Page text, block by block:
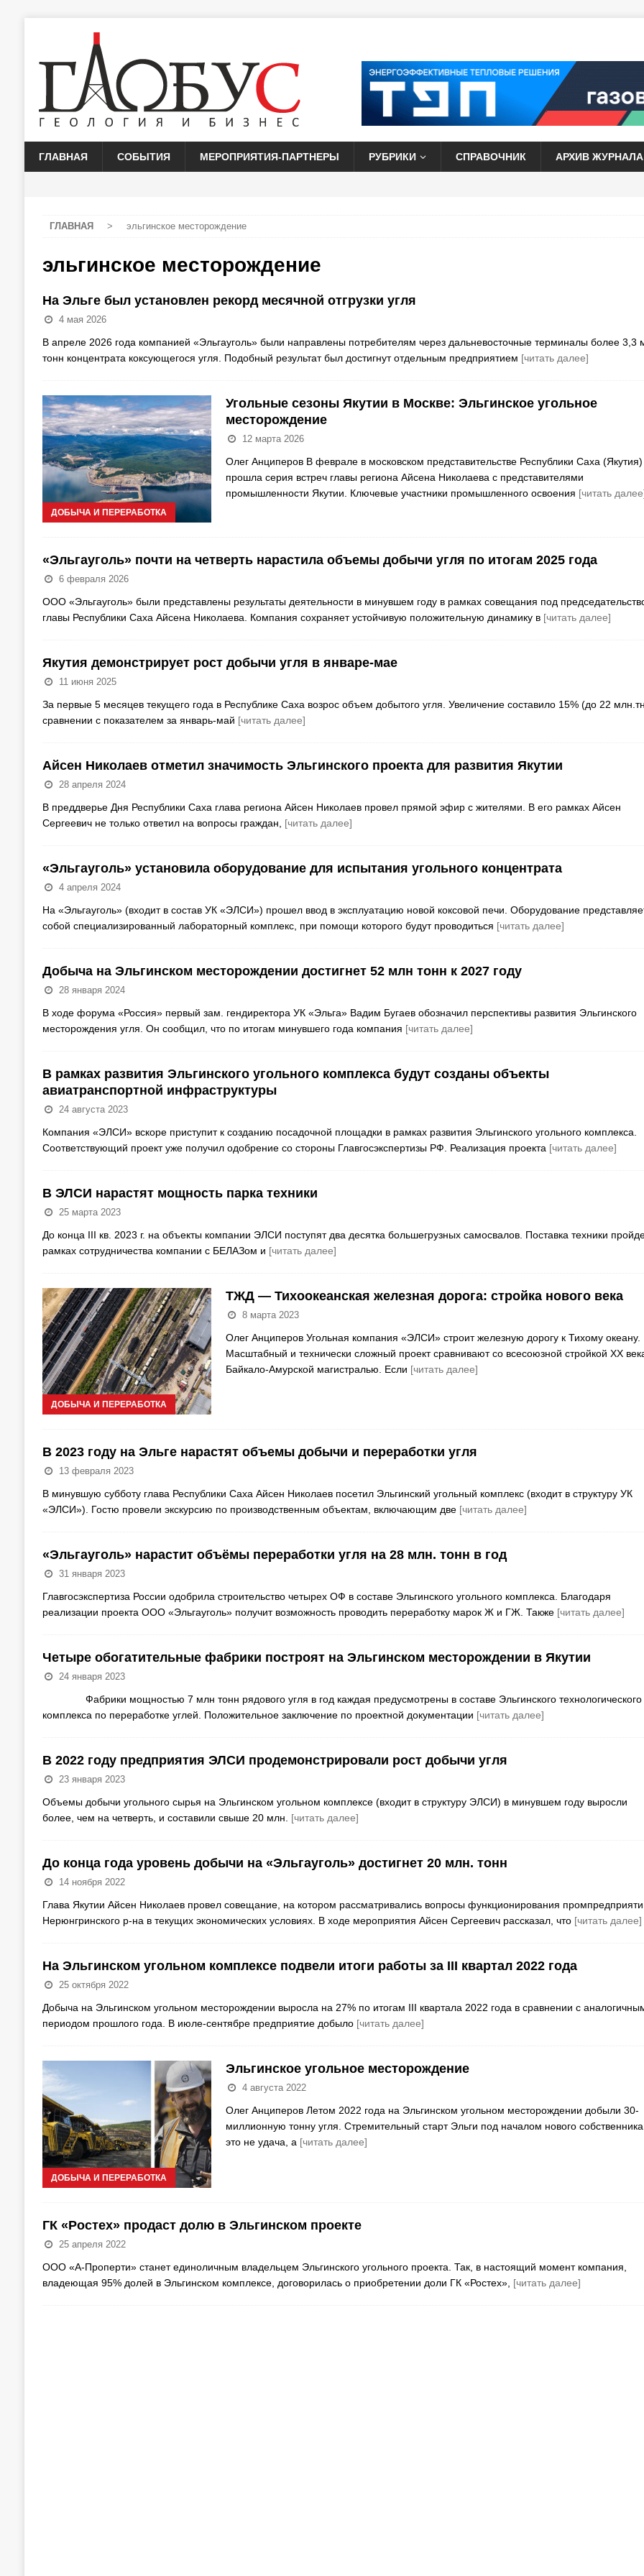
ГЛАВНАЯ СОБЫТИЯ МЕРОПРИЯТИЯ-ПАРТНЕРЫ РУБРИКИ СПРАВОЧНИК АРХИВ ЖУРНАЛА
ГЛАВНАЯ > эльгинское месторождение
эльгинское месторождение
На Эльге был установлен рекорд месячной отгрузки угля
4 мая 2026
В апреле 2026 года компанией «Эльгауголь» были направлены потребителям через дальневосточные терминалы более 3,3
тонн концентрата коксующегося угля. Подобный результат был достигнут отдельным предприятием [читать далее]
ДОБЫЧА И ПЕРЕРАБОТКА
Угольные сезоны Якутии в Москве: Эльгинское угольное
месторождение
12 марта 2026
Олег Анциперов В феврале в московском представительстве Республики Саха (Якутия)
прошла серия встреч главы региона Айсена Николаева с представителями
промышленности Якутии. Ключевые участники промышленного освоения [читать
«Эльгауголь» почти на четверть нарастила объемы добычи угля по итогам 2025 года
6 февраля 2026
ООО «Эльгауголь» были представлены результаты деятельности в минувшем году в рамках совещания под
главы Республики Саха Айсена Николаева. Компания сохраняет устойчивую положительную динамику в [читать далее]
Якутия демонстрирует рост добычи угля в январе-мае
11 июня 2025
За первые 5 месяцев текущего года в Республике Саха возрос объем добытого угля. Увеличение составило 15% (до 22
сравнении с показателем за январь-май [читать далее]
Айсен Николаев отметил значимость Эльгинского проекта для развития Якутии
28 апреля 2024
В преддверье Дня Республики Саха глава региона Айсен Николаев провел прямой эфир с жителями. В его рамках Айсен
Сергеевич не только ответил на вопросы граждан, [читать далее]
«Эльгауголь» установила оборудование для испытания угольного концентрата
4 апреля 2024
На «Эльгауголь» (входит в состав УК «ЭЛСИ») прошел ввод в эксплуатацию новой коксовой печи. Оборудование
собой специализированный лабораторный комплекс, при помощи которого будут проводиться [читать далее]
Добыча на Эльгинском месторождении достигнет 52 млн тонн к 2027 году
28 января 2024
В ходе форума «Россия» первый зам. гендиректора УК «Эльга» Вадим Бугаев обозначил перспективы развития Эльгинского
месторождения угля. Он сообщил, что по итогам минувшего года компания [читать далее]
В рамках развития Эльгинского угольного комплекса будут созданы объекты
авиатранспортной инфраструктуры
24 августа 2023
Компания «ЭЛСИ» вскоре приступит к созданию посадочной площадки в рамках развития Эльгинского угольного комплекса.
Соответствующий проект уже получил одобрение со стороны Главгосэкспертизы РФ. Реализация проекта [читать далее]
В ЭЛСИ нарастят мощность парка техники
25 марта 2023
До конца III кв. 2023 г. на объекты компании ЭЛСИ поступят два десятка большегрузных самосвалов. Поставка техники
рамках сотрудничества компании с БЕЛАЗом и [читать далее]
ДОБЫЧА И ПЕРЕРАБОТКА
ТЖД — Тихоокеанская железная дорога: стройка нового века
8 марта 2023
Олег Анциперов Угольная компания «ЭЛСИ» строит железную дорогу к Тихому океану.
Масштабный и технически сложный проект сравнивают со всесоюзной стройкой XX
Байкало-Амурской магистралью. Если [читать далее]
В 2023 году на Эльге нарастят объемы добычи и переработки угля
13 февраля 2023
В минувшую субботу глава Республики Саха Айсен Николаев посетил Эльгинский угольный комплекс (входит в структуру УК
«ЭЛСИ»). Гостю провели экскурсию по производственным объектам, включающим две [читать далее]
«Эльгауголь» нарастит объёмы переработки угля на 28 млн. тонн в год
31 января 2023
Главгосэкспертиза России одобрила строительство четырех ОФ в составе Эльгинского угольного комплекса. Благодаря
реализации проекта ООО «Эльгауголь» получит возможность проводить переработку марок Ж и ГЖ. Также [читать далее]
Четыре обогатительные фабрики построят на Эльгинском месторождении в Якутии
24 января 2023
Фабрики мощностью 7 млн тонн рядового угля в год каждая предусмотрены в составе Эльгинского технологического
комплекса по переработке углей. Положительное заключение по проектной документации [читать далее]
В 2022 году предприятия ЭЛСИ продемонстрировали рост добычи угля
23 января 2023
Объемы добычи угольного сырья на Эльгинском угольном комплексе (входит в структуру ЭЛСИ) в минувшем году выросли
более, чем на четверть, и составили свыше 20 млн. [читать далее]
До конца года уровень добычи на «Эльгауголь» достигнет 20 млн. тонн
14 ноября 2022
Глава Якутии Айсен Николаев провел совещание, на котором рассматривались вопросы функционирования
Нерюнгринского р-на в текущих экономических условиях. В ходе мероприятия Айсен Сергеевич рассказал, что [читать далее]
На Эльгинском угольном комплексе подвели итоги работы за III квартал 2022 года
25 октября 2022
Добыча на Эльгинском угольном месторождении выросла на 27% по итогам III квартала 2022 года в сравнении с
периодом прошлого года. В июле-сентябре предприятие добыло [читать далее]
ДОБЫЧА И ПЕРЕРАБОТКА
Эльгинское угольное месторождение
4 августа 2022
Олег Анциперов Летом 2022 года на Эльгинском угольном месторождении добыли 30-
миллионную тонну угля. Стремительный старт Эльги под началом нового
это не удача, а [читать далее]
ГК «Ростех» продаст долю в Эльгинском проекте
25 апреля 2022
ООО «А-Проперти» станет единоличным владельцем Эльгинского угольного проекта. Так, в настоящий момент компания,
владеющая 95% долей в Эльгинском комплексе, договорилась о приобретении доли ГК «Ростех», [читать далее]